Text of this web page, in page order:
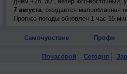
7 августа, ожидается малооблачная
юго-восточный, умеренный.
ночью +17..19°, днем +28..30°,
юго-восточный, умеренный.
Прогноз погоды обновлен 1 час 15
Самочувствие Профи
Почасовой Сегодня